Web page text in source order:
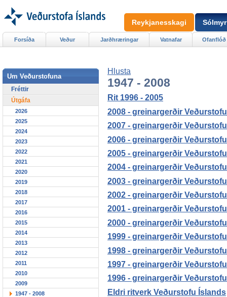
Hlusta
1947 - 2008
Rit 1996 - 2005
2008 - greinargerðir
2007 - greinargerðir
2006 - greinargerðir
2005 - greinargerðir
2004 - greinargerðir
2003 - greinargerðir
2002 - greinargerðir
2001 - greinargerðir
2000 - greinargerðir
1999 - greinargerðir
1998 - greinargerðir
1997 - greinargerðir
1996 - greinargerðir
Eldri ritverk Veðurstofu Íslands
Forsíða Veður Jarðhræringar Vatnafar Ofanflóð
Um Veðurstofuna
Fréttir
Útgáfa
2026
2025
2024
2023
2022
2021
2020
2019
2018
2017
2016
2015
2014
2013
2012
2011
2010
2009
1947 - 2008
Reykjanesskagi